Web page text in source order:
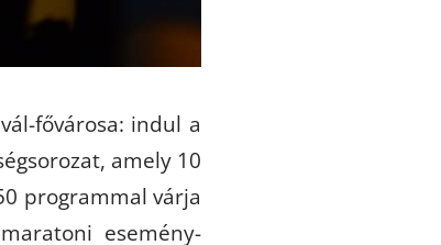
fővárosa: indul a
amely 10
programmal várja
esemény-